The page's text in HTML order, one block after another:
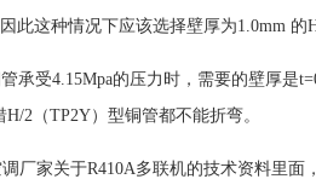
此这种情况下应该选择壁厚为1.0mm 的
承受4.15Mpa的压力时，需要的壁厚是
2（TP2Y）型铜管都不能折弯。
厂家关于R410A多联机的技术资料里面